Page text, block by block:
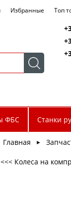
Избранные Топ
ФБС Станки
Главная ►
<<< Колеса на